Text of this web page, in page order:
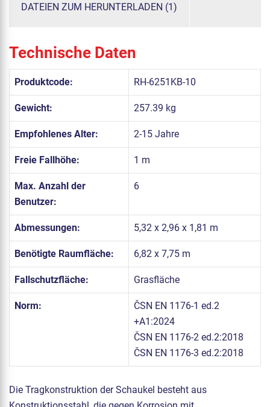
DATEIEN ZUM HERUNTERLADEN (1)
Technische Daten
Produktcode: RH-6251KB-10
Gewicht: 257.39 kg
Empfohlenes Alter: 2-15 Jahre
Freie Fallhöhe: 1 m
Max. Anzahl der
Benutzer:
6
Abmessungen: 5,32 x 2,96 x 1,81 m
Benötigte Raumfläche: 6,82 x 7,75 m
Fallschutzfläche: Grasfläche
Norm:
ČSN EN 1176-1 ed.2
+A1:2024
ČSN EN 1176-2 ed.2:2018
ČSN EN 1176-3 ed.2:2018
Die Tragkonstruktion der Schaukel besteht aus